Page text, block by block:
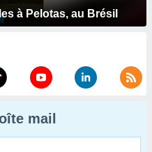
à Pelotas, au Brésil
mail